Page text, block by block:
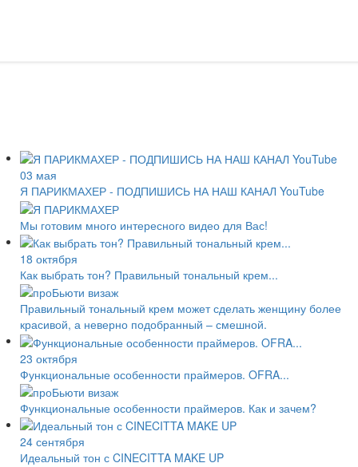
03 мая
Я ПАРИКМАХЕР - ПОДПИШИСЬ НА НАШ КАНАЛ YouTube
Мы готовим много интересного видео для Вас!
18 октября
Как выбрать тон? Правильный тональный крем...
Правильный тональный крем может сделать женщину более
красивой, а неверно подобранный – смешной.
23 октября
Функциональные особенности праймеров. OFRA...
Функциональные особенности праймеров. Как и зачем?
24 сентября
Идеальный тон с CINECITTA MAKE UP